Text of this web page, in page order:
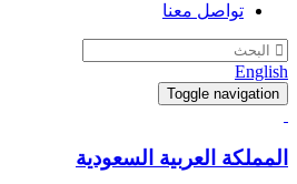
تواصل معنا
English
Toggle navigation
المملكة العربية السعودية